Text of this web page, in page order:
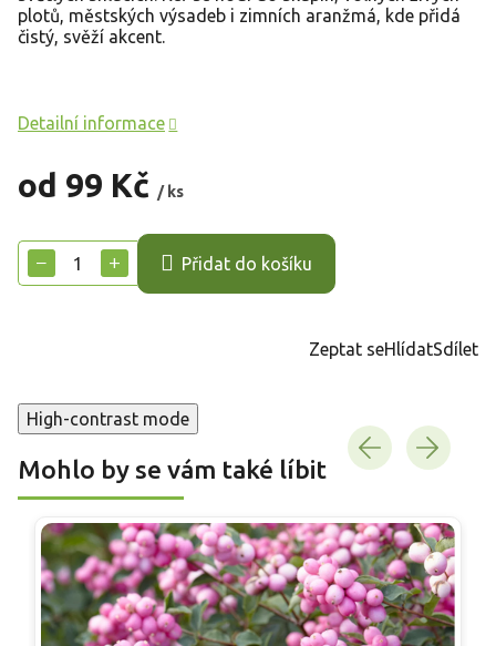
od 99 Kč / ks
cena:
+
− Přidat do košíku
plotů, městských výsadeb i zimních aranžmá, kde přidá
čistý, svěží akcent.
Detailní informace
Zeptat seHlídatSdílet
High-contrast mode
Mohlo by se vám také líbit